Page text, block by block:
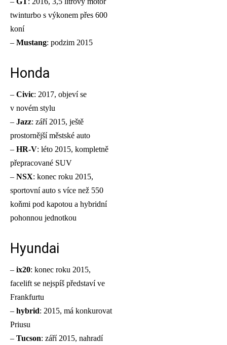
twinturbo s výkonem přes 600
koní
– Mustang: podzim 2015
Honda
– Civic: 2017, objeví se
v novém stylu
– Jazz: září 2015, ještě
prostornější městské auto
– HR-V: léto 2015, kompletně
přepracované SUV
– NSX: konec roku 2015,
sportovní auto s více než 550
koňmi pod kapotou a hybridní
pohonnou jednotkou
Hyundai
– ix20: konec roku 2015,
facelift se nejspíš představí ve
Frankfurtu
– hybrid: 2015, má konkurovat
Priusu
– Tucson: září 2015, nahradí